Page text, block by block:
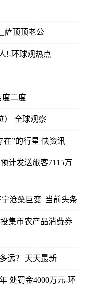
萨顶顶老公
!-环球观热点
二度
） 全球观察
在”的行星 快资讯
计发送旅客7115万
沧桑巨变_当前头条
集市农产品消费券
远？|天天最新
处罚金4000万元-环